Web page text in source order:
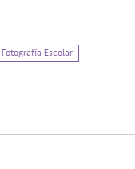
Fotografía Escolar